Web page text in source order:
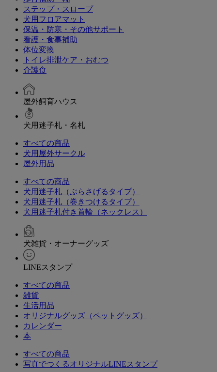
ステップ・スロープ
犬用フロアマット
保温・防寒・その他サポート
看護・食事補助
体位変換
トイレ排泄ケア・おむつ
介護食
屋外飼育ハウス
犬用迷子札・名札
すべての商品
犬用屋外サークル
屋外用品
すべての商品
犬用迷子札（ぶらさげるタイプ）
犬用迷子札（巻きつけるタイプ）
犬用迷子札付き首輪（ネックレス）
犬雑貨・オーナーグッズ
LINEスタンプ
すべての商品
雑貨
生活用品
オリジナルグッズ（ペットグッズ）
カレンダー
本
すべての商品
写真でつくるオリジナルLINEスタンプ